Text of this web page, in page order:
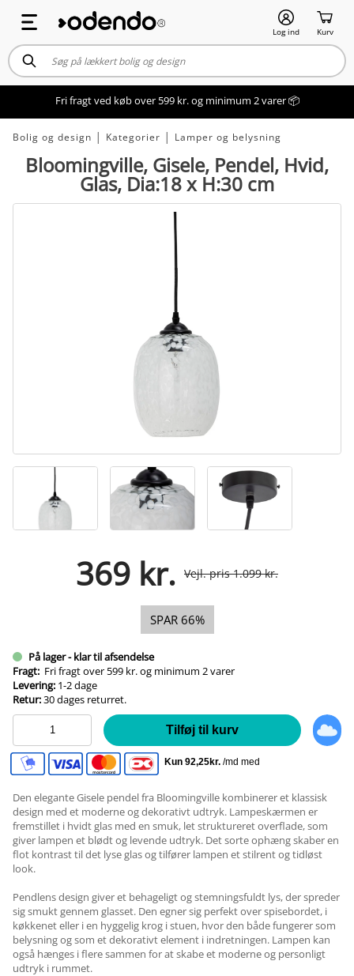
Log ind Kurv
Fri fragt ved køb over 599 kr. og minimum 2 varer 📦
Bolig og design Kategorier Lamper og belysning
Bloomingville, Gisele, Pendel, Hvid,
Glas, Dia:18 x H:30 cm
369 kr. Vejl. pris 1.099 kr.
SPAR 66%
På lager - klar til afsendelse
Fragt: Fri fragt over 599 kr. og minimum 2 varer
Levering: 1-2 dage
Retur:30 dages returret.
Tilføj til kurv
Den elegante Gisele pendel fra Bloomingville kombinerer et klassisk
design med et moderne og dekorativt udtryk. Lampeskærmen er
fremstillet i hvidt glas med en smuk, let struktureret overflade, som
giver lampen et blødt og levende udtryk. Det sorte ophæng skaber en
flot kontrast til det lyse glas og tilfører lampen et stilrent og tidløst
look.
Pendlens design giver et behageligt og stemningsfuldt lys, der spreder
sig smukt gennem glasset. Den egner sig perfekt over spisebordet, i
køkkenet eller i en hyggelig krog i stuen, hvor den både fungerer som
belysning og som et dekorativt element i indretningen. Lampen kan
også hænges i flere sammen for at skabe et moderne og personligt
udtryk i rummet.